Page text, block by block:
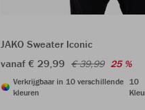
JAKO Sweater Iconic
vanaf € 29,99 € 39,99 25 %
Verkrijgbaar in 10 verschillende
kleuren
10